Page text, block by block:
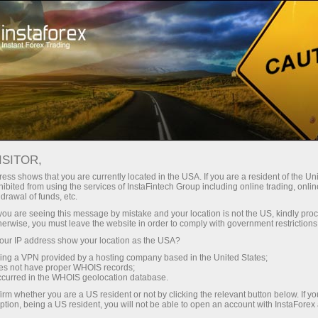
Con InstaForex obtiene acceso a
competitivas: apalancamiento de
hasta 1:5000, unos de los mejores
spreads y comisiones del
mercado, así como condiciones
atractivas para operar con
acciones e índices.
Spreads mínimos
Bono del 30%
en cada depósito
Velocidad
en el trading y en la pista
shows that you are currently located in the USA. If you are a resident of the
from using the services of InstaFintech Group including online trading,
of funds, etc.
are seeing this message by mistake and your location is not the US, kindly
you must leave the website in order to comply with government
IP address show your location as the USA?
a VPN provided by a hosting company based in the United States;
not have proper WHOIS records;
in the WHOIS geolocation database.
whether you are a US resident or not by clicking the relevant button below. If
being a US resident, you will not be able to open an account with InstaForex